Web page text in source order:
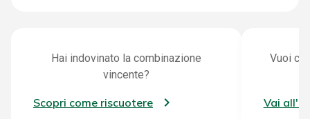
Hai indovinato la combinazione
vincente?
Scopri come riscuotere
Vuoi
Vai